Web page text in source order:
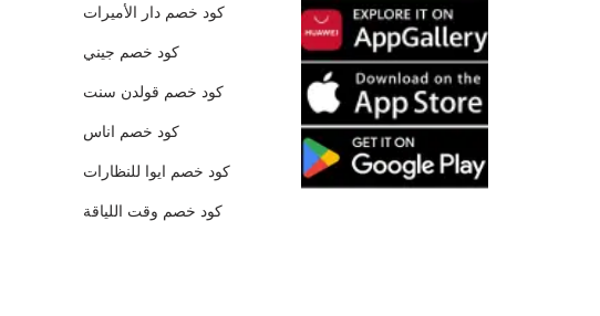
كود خصم دار الأميرات
كود خصم جيني
كود خصم قولدن سنت
كود خصم اناس
كود خصم ايوا للنظارات
كود خصم وقت اللياقة